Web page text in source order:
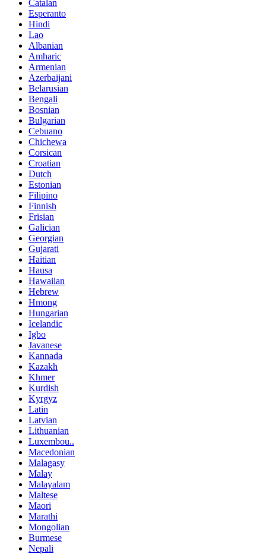
Catalan
Esperanto
Hindi
Lao
Albanian
Amharic
Armenian
Azerbaijani
Belarusian
Bengali
Bosnian
Bulgarian
Cebuano
Chichewa
Corsican
Croatian
Dutch
Estonian
Filipino
Finnish
Frisian
Galician
Georgian
Gujarati
Haitian
Hausa
Hawaiian
Hebrew
Hmong
Hungarian
Icelandic
Igbo
Javanese
Kannada
Kazakh
Khmer
Kurdish
Kyrgyz
Latin
Latvian
Lithuanian
Luxembou..
Macedonian
Malagasy
Malay
Malayalam
Maltese
Maori
Marathi
Mongolian
Burmese
Nepali